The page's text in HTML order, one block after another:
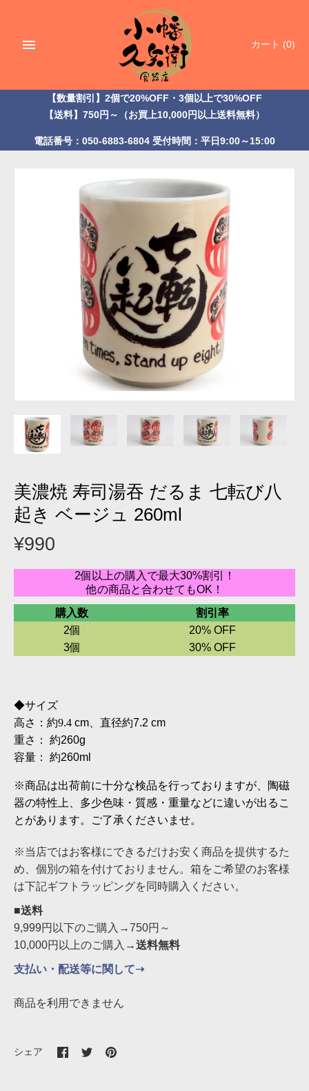
カート (0)
【数量割引】2個で20%OFF・3個以上で30%OFF
【送料】750円～（お買上10,000円以上送料無料）
電話番号：050-6883-6804 受付時間：平日9:00～15:00
美濃焼 寿司湯吞 だるま 七転び八
起き ベージュ 260ml
¥990
2個以上の購入で最大30%割引！
他の商品と合わせてもOK！
購入数
割引率
2個
20% OFF
3個
30% OFF
◆サイズ
高さ：約9.4 cm 、直径約7.2 cm
重さ：
約260g
容量：
約260ml
※商品は出荷前に十分な検品を行っておりますが、陶磁
器の特性上、多少色味・質感・重量などに違いが出るこ
とがあります。ご了承くださいませ。
※当店ではお客様にできるだけお安く商品を提供するた
め、個別の箱を付けておりません。箱をご希望のお客様
は下記ギフトラッピングを同時購入ください。
■送料
9,999円以下のご購入→750円～
10,000円以上のご購入→送料無料
支払い・配送等に関して➝
商品を利用できません
シェア
Facebook
で
TwitterPinterest